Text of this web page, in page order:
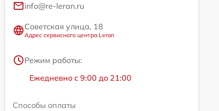
info@re-leran.ru
Советская улица, 18
Адрес сервисного центра Leran
Режим работы:
Ежедневно с 9:00 до 21:00
Способы оплаты